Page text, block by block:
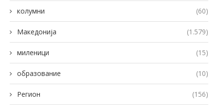
колумни (60)
Македонија (1.579)
миленици (15)
образование (10)
Регион (156)